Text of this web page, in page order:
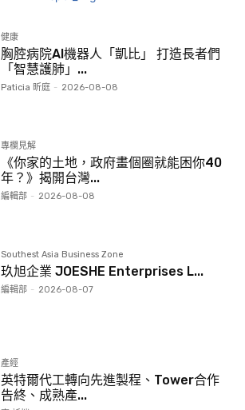
健康
胸腔病院AI機器人「凱比」 打造長者們
「智慧護肺」...
Paticia 昕庭 - 2026-08-08
專欄見解
《你家的土地，政府畫個圈就能困你40
年？》揭開台灣...
編輯部 - 2026-08-08
Southest Asia Business Zone
玖旭企業 JOESHE Enterprises L...
編輯部 - 2026-08-07
產經
英特爾代工轉向先進製程、Tower合作
告終、成熟產...